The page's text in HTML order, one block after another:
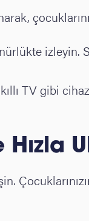
izleyin.
TV gibi